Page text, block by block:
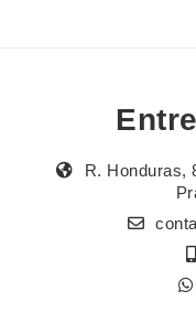
R. Honduras,